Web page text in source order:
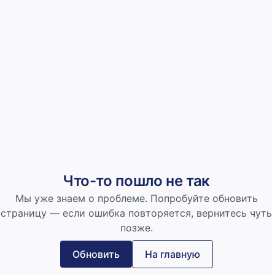
Что-то пошло не так
Мы уже знаем о проблеме. Попробуйте обновить
страницу — если ошибка повторяется, вернитесь чуть
позже.
Обновить На главную